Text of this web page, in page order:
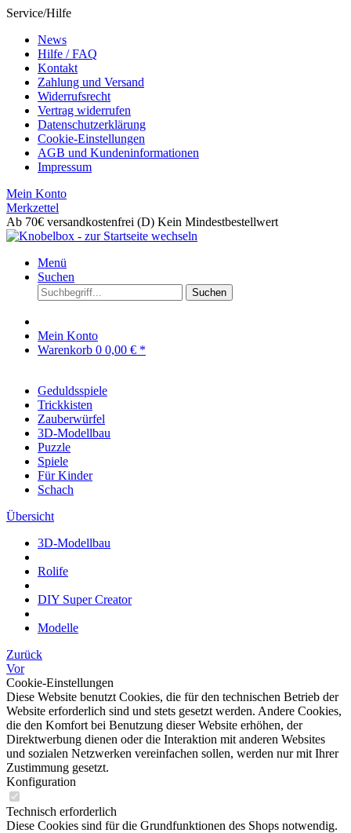
Service/Hilfe
News
Hilfe / FAQ
Kontakt
Zahlung und Versand
Widerrufsrecht
Vertrag widerrufen
Datenschutzerklärung
Cookie-Einstellungen
AGB und Kundeninformationen
Impressum
Mein Konto
Merkzettel
Ab 70€ versandkostenfrei (D) Kein Mindestbestellwert
Menü
Suchen
Suchen
Mein Konto
Warenkorb 0 0,00 € *
Geduldsspiele
Trickkisten
Zauberwürfel
3D-Modellbau
Puzzle
Spiele
Für Kinder
Schach
Übersicht
3D-Modellbau
Rolife
DIY Super Creator
Modelle
Zurück
Vor
Cookie-Einstellungen
Diese Website benutzt Cookies, die für den technischen Betrieb der
Website erforderlich sind und stets gesetzt werden. Andere Cookies,
die den Komfort bei Benutzung dieser Website erhöhen, der
Direktwerbung dienen oder die Interaktion mit anderen Websites
und sozialen Netzwerken vereinfachen sollen, werden nur mit Ihrer
Zustimmung gesetzt.
Konfiguration
Technisch erforderlich
Diese Cookies sind für die Grundfunktionen des Shops notwendig.